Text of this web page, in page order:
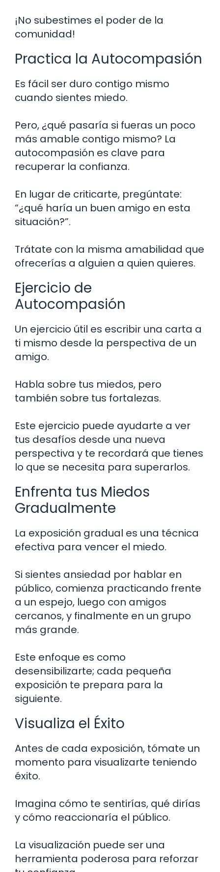
¡No subestimes el poder de la
comunidad!
Practica la Autocompasión
Es fácil ser duro contigo mismo
cuando sientes miedo.
Pero, ¿qué pasaría si fueras un poco
más amable contigo mismo? La
autocompasión es clave para
recuperar la confianza.
En lugar de criticarte, pregúntate:
“¿qué haría un buen amigo en esta
situación?”.
Trátate con la misma amabilidad que
ofrecerías a alguien a quien quieres.
Ejercicio de
Autocompasión
Un ejercicio útil es escribir una carta a
ti mismo desde la perspectiva de un
amigo.
Habla sobre tus miedos, pero
también sobre tus fortalezas.
Este ejercicio puede ayudarte a ver
tus desafíos desde una nueva
perspectiva y te recordará que tienes
lo que se necesita para superarlos.
Enfrenta tus Miedos
Gradualmente
La exposición gradual es una técnica
efectiva para vencer el miedo.
Si sientes ansiedad por hablar en
público, comienza practicando frente
a un espejo, luego con amigos
cercanos, y finalmente en un grupo
más grande.
Este enfoque es como
desensibilizarte; cada pequeña
exposición te prepara para la
siguiente.
Visualiza el Éxito
Antes de cada exposición, tómate un
momento para visualizarte teniendo
éxito.
Imagina cómo te sentirías, qué dirías
y cómo reaccionaría el público.
La visualización puede ser una
herramienta poderosa para reforzar